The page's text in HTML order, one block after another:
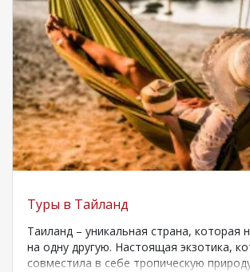
Туры в Тайланд
Таиланд – уникальная страна, которая
на одну другую. Настоящая экзотика,
совместила в себе тропическую